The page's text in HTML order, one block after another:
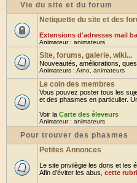
Vie du site et du forum
Netiquette du site et des
Extensions d'adresses mail
Animateur : animateurs
Site, forums, galerie, wiki...
Nouveautés, améliorations,
Animateurs : Arno animateurs
Le coin des membres
Vous pouvez poster tous les
et des phasmes en particulier.
Voir la Carte des éleveurs
Animateur : animateurs
Pour trouver des phasmes
Petites Annonces
Le site privilègie les dons et les
Afin d'éviter les abus, cette